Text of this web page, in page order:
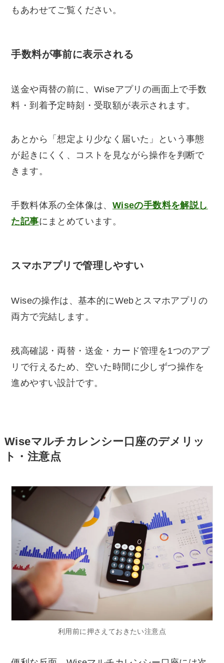
もあわせてご覧ください。
手数料が事前に表示される
送金や両替の前に、Wiseアプリの画面上で手数
料・到着予定時刻・受取額が表示されます。
あとから「想定より少なく届いた」という事態
が起きにくく、コストを見ながら操作を判断で
きます。
手数料体系の全体像は、 Wiseの手数料を解説し
た記事にまとめています。
スマホアプリで管理しやすい
Wiseの操作は、基本的にWebとスマホアプリの
両方で完結します。
残高確認・両替・送金・カード管理を1つのアプ
リで行えるため、空いた時間に少しずつ操作を
進めやすい設計です。
Wiseマルチカレンシー口座のデメリッ
ト・注意点
利用前に押さえておきたい注意点